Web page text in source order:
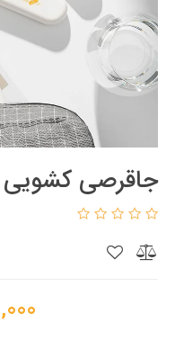
جاقرصی کشویی